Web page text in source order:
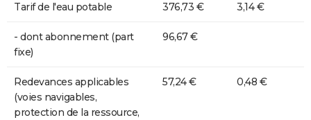
Tarif de l'eau potable 376,73 € 3,14 €
- dont abonnement (part
fixe)
96,67 €
Redevances applicables
(voies navigables,
protection de la ressource,
57,24 € 0,48 €